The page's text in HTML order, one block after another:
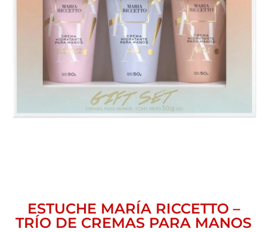
ESTUCHE MARÍA RICCETTO –
TRÍO DE CREMAS PARA MANOS